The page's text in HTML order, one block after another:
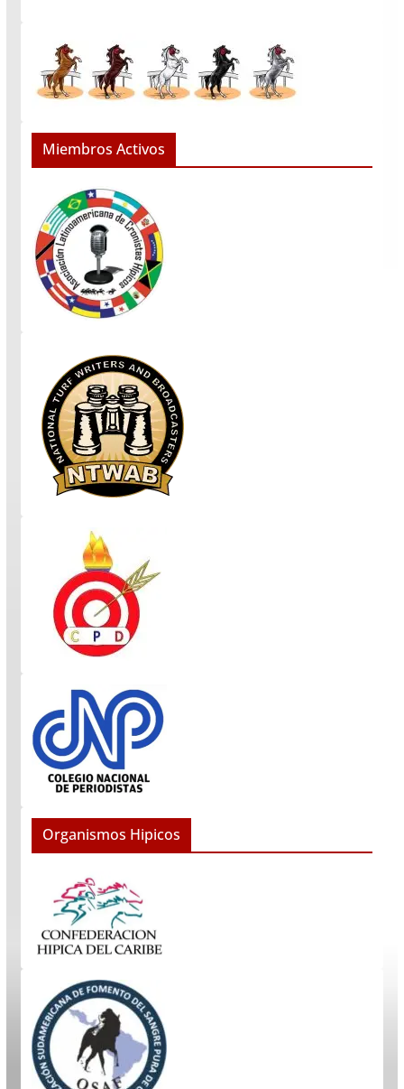
Miembros Activos
Organismos Hipicos